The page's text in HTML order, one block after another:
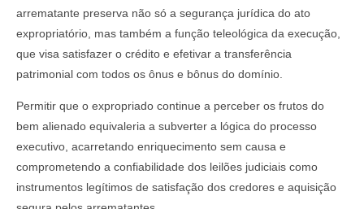
arrematante preserva não só a segurança jurídica do ato
expropriatório, mas também a função teleológica da execução,
que visa satisfazer o crédito e efetivar a transferência
patrimonial com todos os ônus e bônus do domínio.
Permitir que o expropriado continue a perceber os frutos do
bem alienado equivaleria a subverter a lógica do processo
executivo, acarretando enriquecimento sem causa e
comprometendo a confiabilidade dos leilões judiciais como
instrumentos legítimos de satisfação dos credores e aquisição